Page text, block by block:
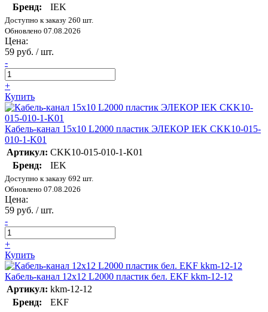
Бренд:
IEK
Доступно к заказу 260 шт.
Обновлено 07.08.2026
Цена:
59 руб. / шт.
-
+
Купить
Кабель-канал 15х10 L2000 пластик ЭЛЕКОР IEK CKK10-015-
010-1-K01
Артикул: CKK10-015-010-1-K01
Бренд:
IEK
Доступно к заказу 692 шт.
Обновлено 07.08.2026
Цена:
59 руб. / шт.
-
+
Купить
Кабель-канал 12х12 L2000 пластик бел. EKF kkm-12-12
Артикул: kkm-12-12
Бренд:
EKF